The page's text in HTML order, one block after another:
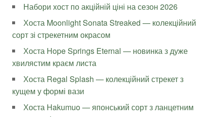
Набори хост по акційній ціні на сезон 2026
Хоста Moonlight Sonata Streaked — колекційний
сорт зі стрекетним окрасом
Хоста Hope Springs Eternal — новинка з дуже
хвилястим краєм листа
Хоста Regal Splash — колекційний стрекет з
кущем у формі вази
Хоста Hakumuo — японський сорт з ланцетним